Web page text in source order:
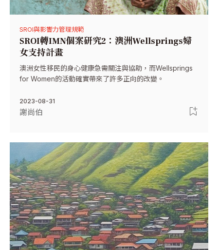
SROI與影響力管理規範
SROI轉IMN個案研究2：澳洲Wellsprings婦
女支持計畫
澳洲女性移民的身心健康急需關注與協助，而Wellsprings
for Women的活動確實帶來了許多正向的改變。
2023-08-31
謝尚伯